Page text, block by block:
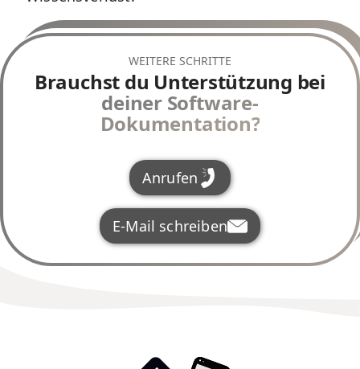
WEITERE SCHRITTE
Brauchst du Unterstützung bei
deiner Software-
Dokumentation?
Anrufen
E-Mail schreiben